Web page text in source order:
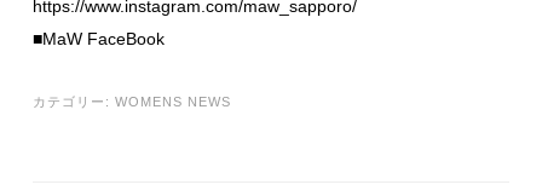
https://www.instagram.com/maw_sapporo/
■MaW FaceBook
カテゴリー: WOMENS NEWS